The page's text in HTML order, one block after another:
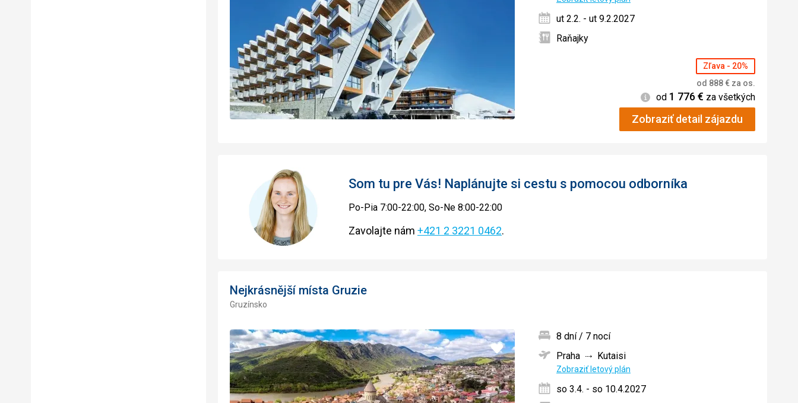
ut 2.2. - ut 9.2.2027
Raňajky
Zľava - 20%
od 888€ za os.
Informácie
od 1 776€ za všetkých
Zobraziť detail zájazdu
Som tu pre Vás! Naplánujte si cestu s pomocou odborníka
Po-Pia 7:00-22:00, So-Ne 8:00-22:00
Zavolajte nám +421 2 3221 0462.
Nejkrásnější místa Gruzie
Gruzínsko
Pridať
do
obľúbených
8 dní / 7 nocí
Praha
Kutaisi
Zobraziť letový plán
so 3.4. - so 10.4.2027